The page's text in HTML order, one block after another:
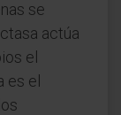
se
actúa
el
es el